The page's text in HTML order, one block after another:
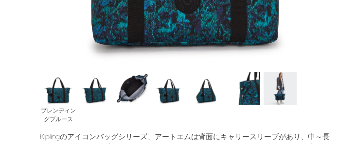
ブレンディン
グブルース
Kiplingのアイコンバッグシリーズ、アートエムは背面にキャリースリーブがあり、中～長